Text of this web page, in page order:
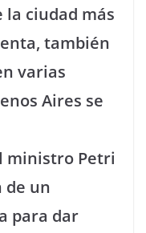
la ciudad más
también
varias
Aires se
ministro Petri
de un
para dar